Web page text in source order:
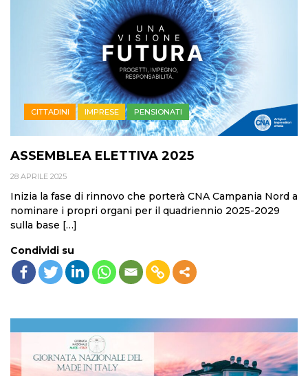
CITTADINI IMPRESE PENSIONATI
ASSEMBLEA ELETTIVA 2025
28 APRILE 2025
Inizia la fase di rinnovo che porterà CNA Campania Nord a
nominare i propri organi per il quadriennio 2025-2029
sulla base […]
Condividi su